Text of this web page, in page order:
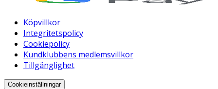
Köpvillkor
Integritetspolicy
Cookiepolicy
Kundklubbens medlemsvillkor
Tillgänglighet
Cookieinställningar